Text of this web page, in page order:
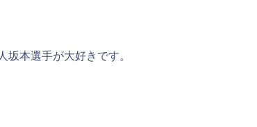
本選手が大好きです。